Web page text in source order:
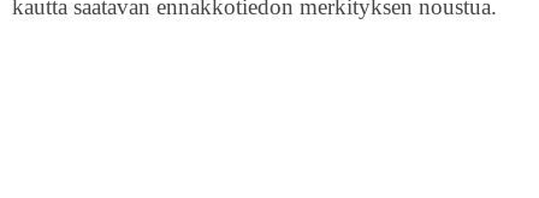
kautta saatavan ennakkotiedon merkityksen noustua.